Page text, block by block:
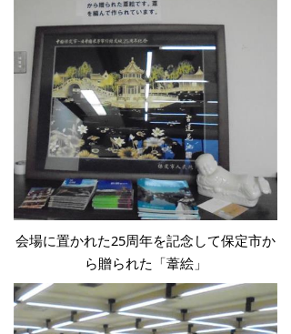
会場に置かれた25周年を記念して保定市か
ら贈られた「葦絵」